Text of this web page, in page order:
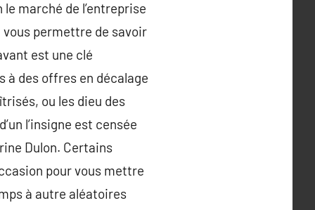
marché de l’entreprise
permettre de savoir
est une clé
à des offres en décalage
ou les dieu des
l’insigne est censée
Dulon. Certains
pour vous mettre
à autre aléatoires